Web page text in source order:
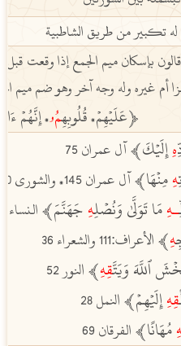
تكبير من طريق الشاطبية
بإسكان ميم الجمع إذا وقعت
أم غيره وله وجه آخر وهو ضم ميم
ﵳعَلَيۡهِمۡ، قُلُوبِهِمُۥ، إِنَّهُمۡ
هِ إِلَيۡكَﵲآل عمران 75
هِمِنۡهَاﵲآل عمران 145 ، والشورى 20
ِـهِمَا تَوَلَّىٰ وَنُصۡلِهِجَهَنَّمَﵲالنساء 115
هِﵲالأعراف:111 والشعراء 36
ٱللَّهَ وَيَتَّقِهِﵲالنور 52
قِهِإِلَيۡهِمۡﵲالنمل 28
مُهَانًاﵲالفرقان 69